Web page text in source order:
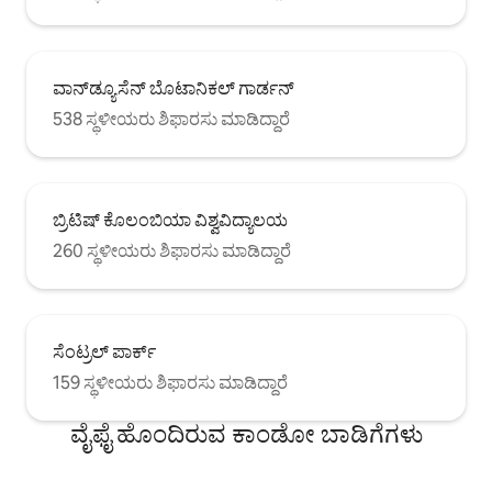
ವಾನ್‌ಡ್ಯೂಸೆನ್ ಬೊಟಾನಿಕಲ್ ಗಾರ್ಡನ್
538 ಸ್ಥಳೀಯರು ಶಿಫಾರಸು ಮಾಡಿದ್ದಾರೆ
ಬ್ರಿಟಿಷ್ ಕೊಲಂಬಿಯಾ ವಿಶ್ವವಿದ್ಯಾಲಯ
260 ಸ್ಥಳೀಯರು ಶಿಫಾರಸು ಮಾಡಿದ್ದಾರೆ
ಸೆಂಟ್ರಲ್ ಪಾರ್ಕ್
159 ಸ್ಥಳೀಯರು ಶಿಫಾರಸು ಮಾಡಿದ್ದಾರೆ
ವೈಫೈ ಹೊಂದಿರುವ ಕಾಂಡೋ ಬಾಡಿಗೆಗಳು